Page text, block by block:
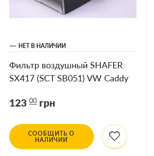
НЕТ В НАЛИЧИИ
Фильтр воздушный SHAFER
SX417 (SCT SB051) VW Caddy
123 00 грн
СООБЩИТЬ О
НАЛИЧИИ